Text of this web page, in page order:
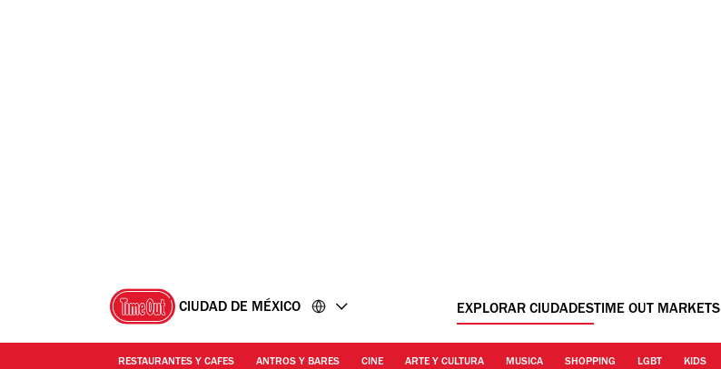
CIUDAD DE MÉXICO EXPLORAR CIUDADESTIME OUT MARKETS
RESTAURANTES Y CAFES ANTROS Y BARES CINE ARTE Y CULTURA MUSICA SHOPPING LGBT KIDS